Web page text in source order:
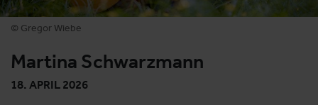
© Gregor Wiebe
Martina Schwarzmann
18. APRIL 2026